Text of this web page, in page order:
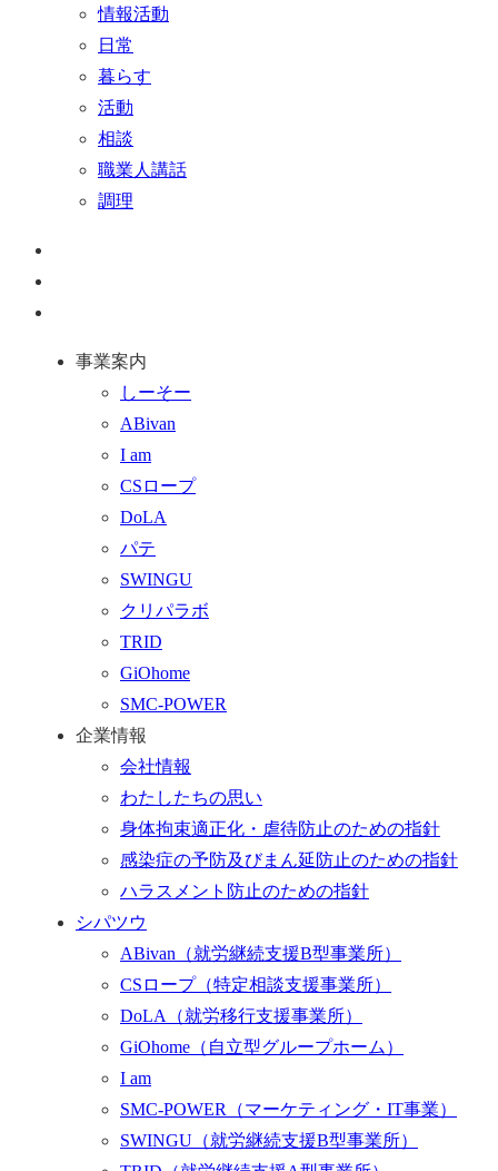
情報活動
日常
暮らす
活動
相談
職業人講話
調理
事業案内
しーそー
ABivan
I am
CSロープ
DoLA
パテ
SWINGU
クリパラボ
TRID
GiOhome
SMC-POWER
企業情報
会社情報
わたしたちの思い
身体拘束適正化・虐待防止のための指針
感染症の予防及びまん延防止のための指針
ハラスメント防止のための指針
シパツウ
ABivan （就労継続支援B型事業所）
CSロープ （特定相談支援事業所）
DoLA （就労移行支援事業所）
GiOhome （自立型グループホーム）
I am
SMC-POWER （マーケティング・IT事業）
SWINGU （就労継続支援B型事業所）